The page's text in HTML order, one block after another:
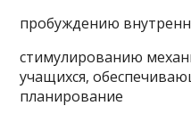
пробуждению
стимулированию
учащихся,
планирование